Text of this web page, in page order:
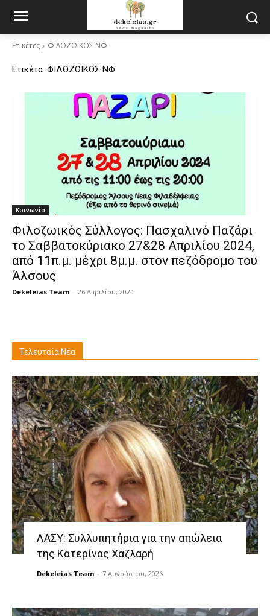
Ετικέτες ΦΙΛΟΖΩΙΚΟΣ ΝΦ
Ετικέτα: ΦΙΛΟΖΩΙΚΟΣ ΝΦ
Κοινωνία
Φιλοζωικός Σύλλογος: Πασχαλινό Παζάρι
το Σαββατοκύριακο 27&28 Απριλίου 2024,
από 11π.μ. μέχρι 8μ.μ. στον πεζόδρομο του
Άλσους
Dekeleias Team - 26 Απριλίου, 2024
Τελευταία Νέα
ΛΑΣΥ: Συλλυπητήρια για την απώλεια
της Κατερίνας Χαζλαρή
Dekeleias Team - 7 Αυγούστου, 2026